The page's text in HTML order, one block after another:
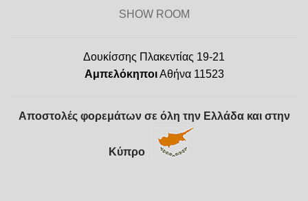
SHOW ROOM
Δουκίσσης Πλακεντίας 19-21
ΑμπελόκηποιΑθήνα 11523
Αποστολές φορεμάτων σε όλη την Ελλάδα και στην
Κύπρο